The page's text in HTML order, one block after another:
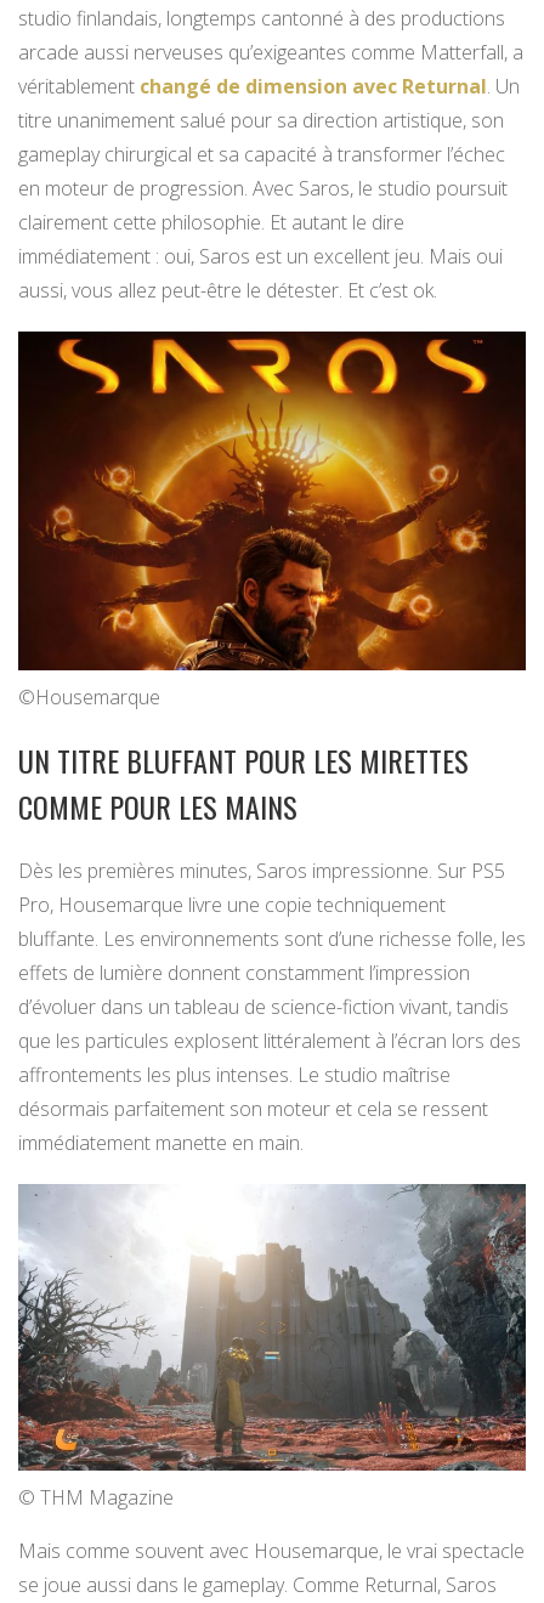
studio finlandais, longtemps cantonné à des productions
arcade aussi nerveuses qu’exigeantes comme Matterfall, a
véritablement changé de dimension avec Returnal. Un
titre unanimement salué pour sa direction artistique, son
gameplay chirurgical et sa capacité à transformer l’échec
en moteur de progression. Avec Saros, le studio poursuit
clairement cette philosophie. Et autant le dire
immédiatement : oui, Saros est un excellent jeu. Mais oui
aussi, vous allez peut-être le détester. Et c’est ok.
©Housemarque
UN TITRE BLUFFANT POUR LES MIRETTES
COMME POUR LES MAINS
Dès les premières minutes, Saros impressionne. Sur PS5
Pro, Housemarque livre une copie techniquement
bluffante. Les environnements sont d’une richesse folle, les
effets de lumière donnent constamment l’impression
d’évoluer dans un tableau de science-fiction vivant, tandis
que les particules explosent littéralement à l’écran lors des
affrontements les plus intenses. Le studio maîtrise
désormais parfaitement son moteur et cela se ressent
immédiatement manette en main.
© THM Magazine
Mais comme souvent avec Housemarque, le vrai spectacle
se joue aussi dans le gameplay. Comme Returnal, Saros